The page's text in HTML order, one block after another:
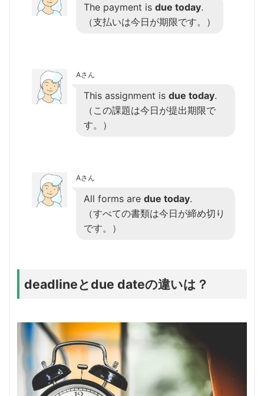
The payment is due today.
（支払いは今日が期限です。）
Aさん
This assignment is due today.
（この課題は今日が提出期限で
す。）
Aさん
All forms are due today.
（すべての書類は今日が締め切り
です。）
deadlineとdue dateの違いは？